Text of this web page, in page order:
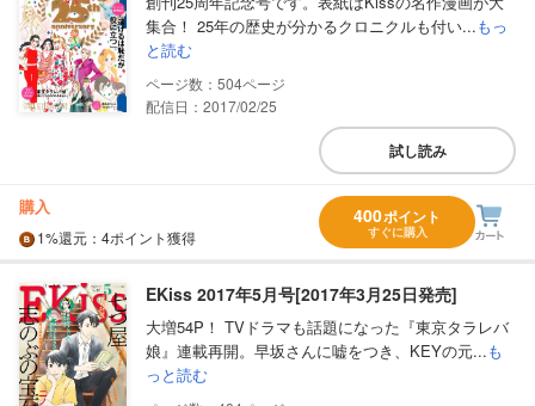
集合！ 25年の歴史が分かるクロニクルも付い...もっ
と読む
504
配信日：2017/02/25
試し読み
購入
1%還元 ：4ポイント獲得
400ポイント
すぐに購入
EKiss 2017年5月号[2017年3月25日発売]
大増54P！ TVドラマも話題になった『東京タラレバ
娘』連載再開。早坂さんに嘘をつき、KEYの元...も
っと読む